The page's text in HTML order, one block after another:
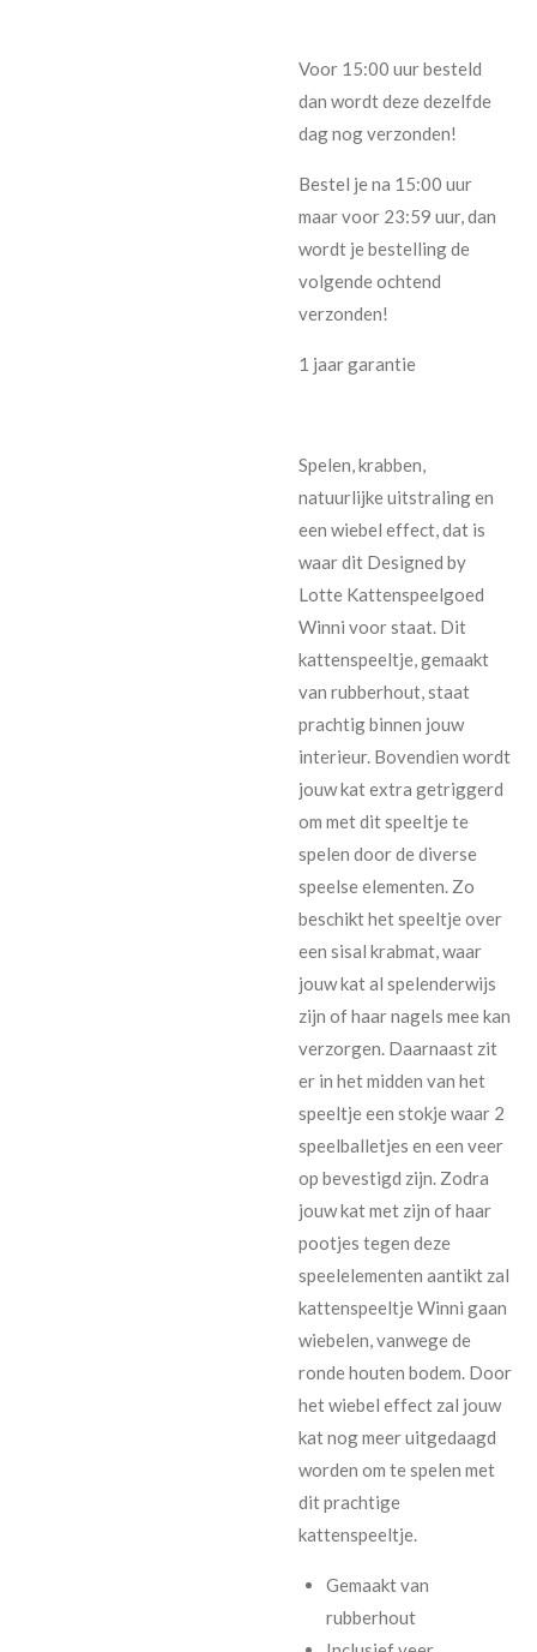
Voor 15:00 uur besteld
dan wordt deze dezelfde
dag nog verzonden!
Bestel je na 15:00 uur
maar voor 23:59 uur, dan
wordt je bestelling de
volgende ochtend
verzonden!
1 jaar garantie
Spelen, krabben,
natuurlijke uitstraling en
een wiebel effect, dat is
waar dit Designed by
Lotte Kattenspeelgoed
Winni voor staat. Dit
kattenspeeltje, gemaakt
van rubberhout, staat
prachtig binnen jouw
interieur. Bovendien wordt
jouw kat extra getriggerd
om met dit speeltje te
spelen door de diverse
speelse elementen. Zo
beschikt het speeltje over
een sisal krabmat, waar
jouw kat al spelenderwijs
zijn of haar nagels mee kan
verzorgen. Daarnaast zit
er in het midden van het
speeltje een stokje waar 2
speelballetjes en een veer
op bevestigd zijn. Zodra
jouw kat met zijn of haar
pootjes tegen deze
speelelementen aantikt zal
kattenspeeltje Winni gaan
wiebelen, vanwege de
ronde houten bodem. Door
het wiebel effect zal jouw
kat nog meer uitgedaagd
worden om te spelen met
dit prachtige
kattenspeeltje.
Gemaakt van
rubberhout